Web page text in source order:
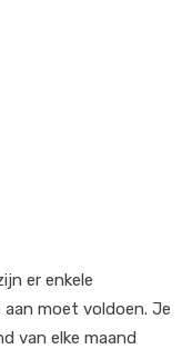
er enkele
moet voldoen. Je
van elke maand